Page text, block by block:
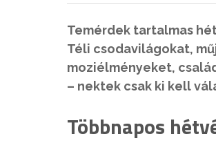
Temérdek tartalmas
Téli csodavilágokat,
moziélményeket,
– nektek csak ki kell
Többnapos